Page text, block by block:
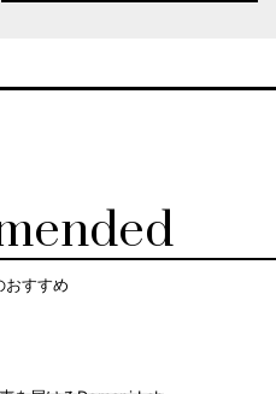
おすすめ